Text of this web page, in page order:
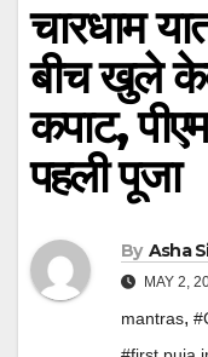
चारधाम
बीच खुले
कपाट,
पहली पूजा
By Asha
MAY 2,
mantras,